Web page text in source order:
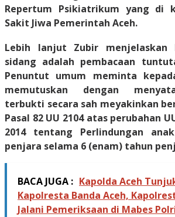
Repertum Psikiatrikum yang di
Sakit Jiwa Pemerintah Aceh.
Lebih lanjut Zubir menjelaskan
sidang adalah pembacaan
Penuntut umum meminta
memutuskan dengan
terbukti secara sah meyakinkan
Pasal 82 UU 2104 atas perubahan
2014 tentang Perlindungan
penjara selama 6 (enam) tahun
BACA JUGA : Kapolda Aceh
Kapolresta Banda Aceh,
Jalani Pemeriksaan di Mabes